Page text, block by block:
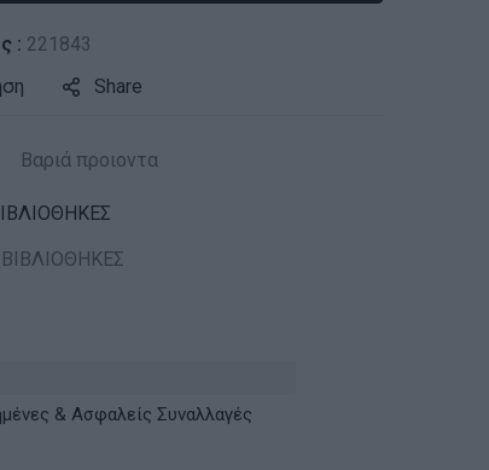
: 221843
Share
Βαριά προιοντα
ΒΙΒΛΙΟΘΗΚΕΣ
& Ασφαλείς Συναλλαγές